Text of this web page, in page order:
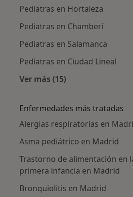
Pediatras en Hortaleza
Pediatras en Chamberí
Pediatras en Salamanca
Pediatras en Ciudad Lineal
Ver más (15)
Enfermedades más tratadas
Alergias respiratorias en
Asma pediátrico en Madrid
Trastorno de alimentación en
primera infancia en Madrid
Bronquiolitis en Madrid